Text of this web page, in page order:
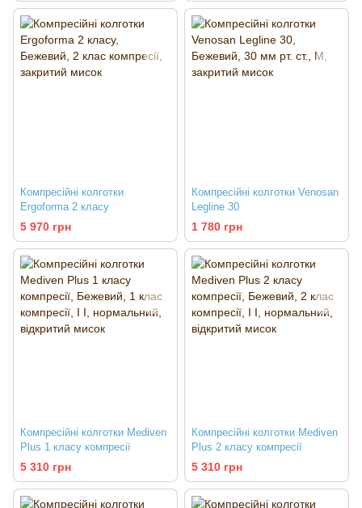
Компресійні колготки
Ergoforma 2 класу
5 970 грн
Компресійні колготки Venosan
Legline 30
1 780 грн
Компресійні колготки Mediven
Plus 1 класу компресії
5 310 грн
Компресійні колготки Mediven
Plus 2 класу компресії
5 310 грн